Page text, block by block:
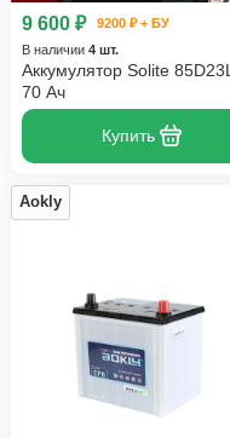
9 600 ₽
9200 ₽ + БУ
В наличии 4 шт.
Аккумулятор Solite 85D23L
70 Ач
Купить
Aokly